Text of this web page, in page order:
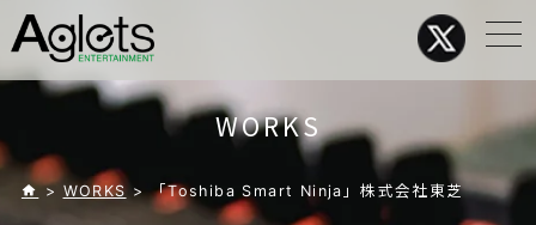
メ
ニ
WORKS
> WORKS > 「Toshiba Smart Ninja」株式会社東芝